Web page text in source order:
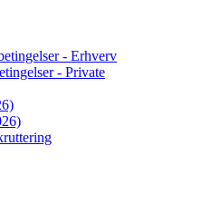
- Erhverv
- Private